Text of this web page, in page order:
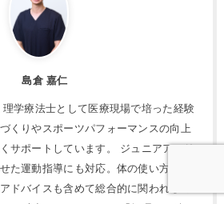
島倉 嘉仁
理学療法士として医療現場で培った経験
くりやスポーツパフォーマンスの向上
サポートしています。 ジュニアアスリ
た運動指導にも対応。体の使い方だけ
ドバイスも含めて総合的に関われるの